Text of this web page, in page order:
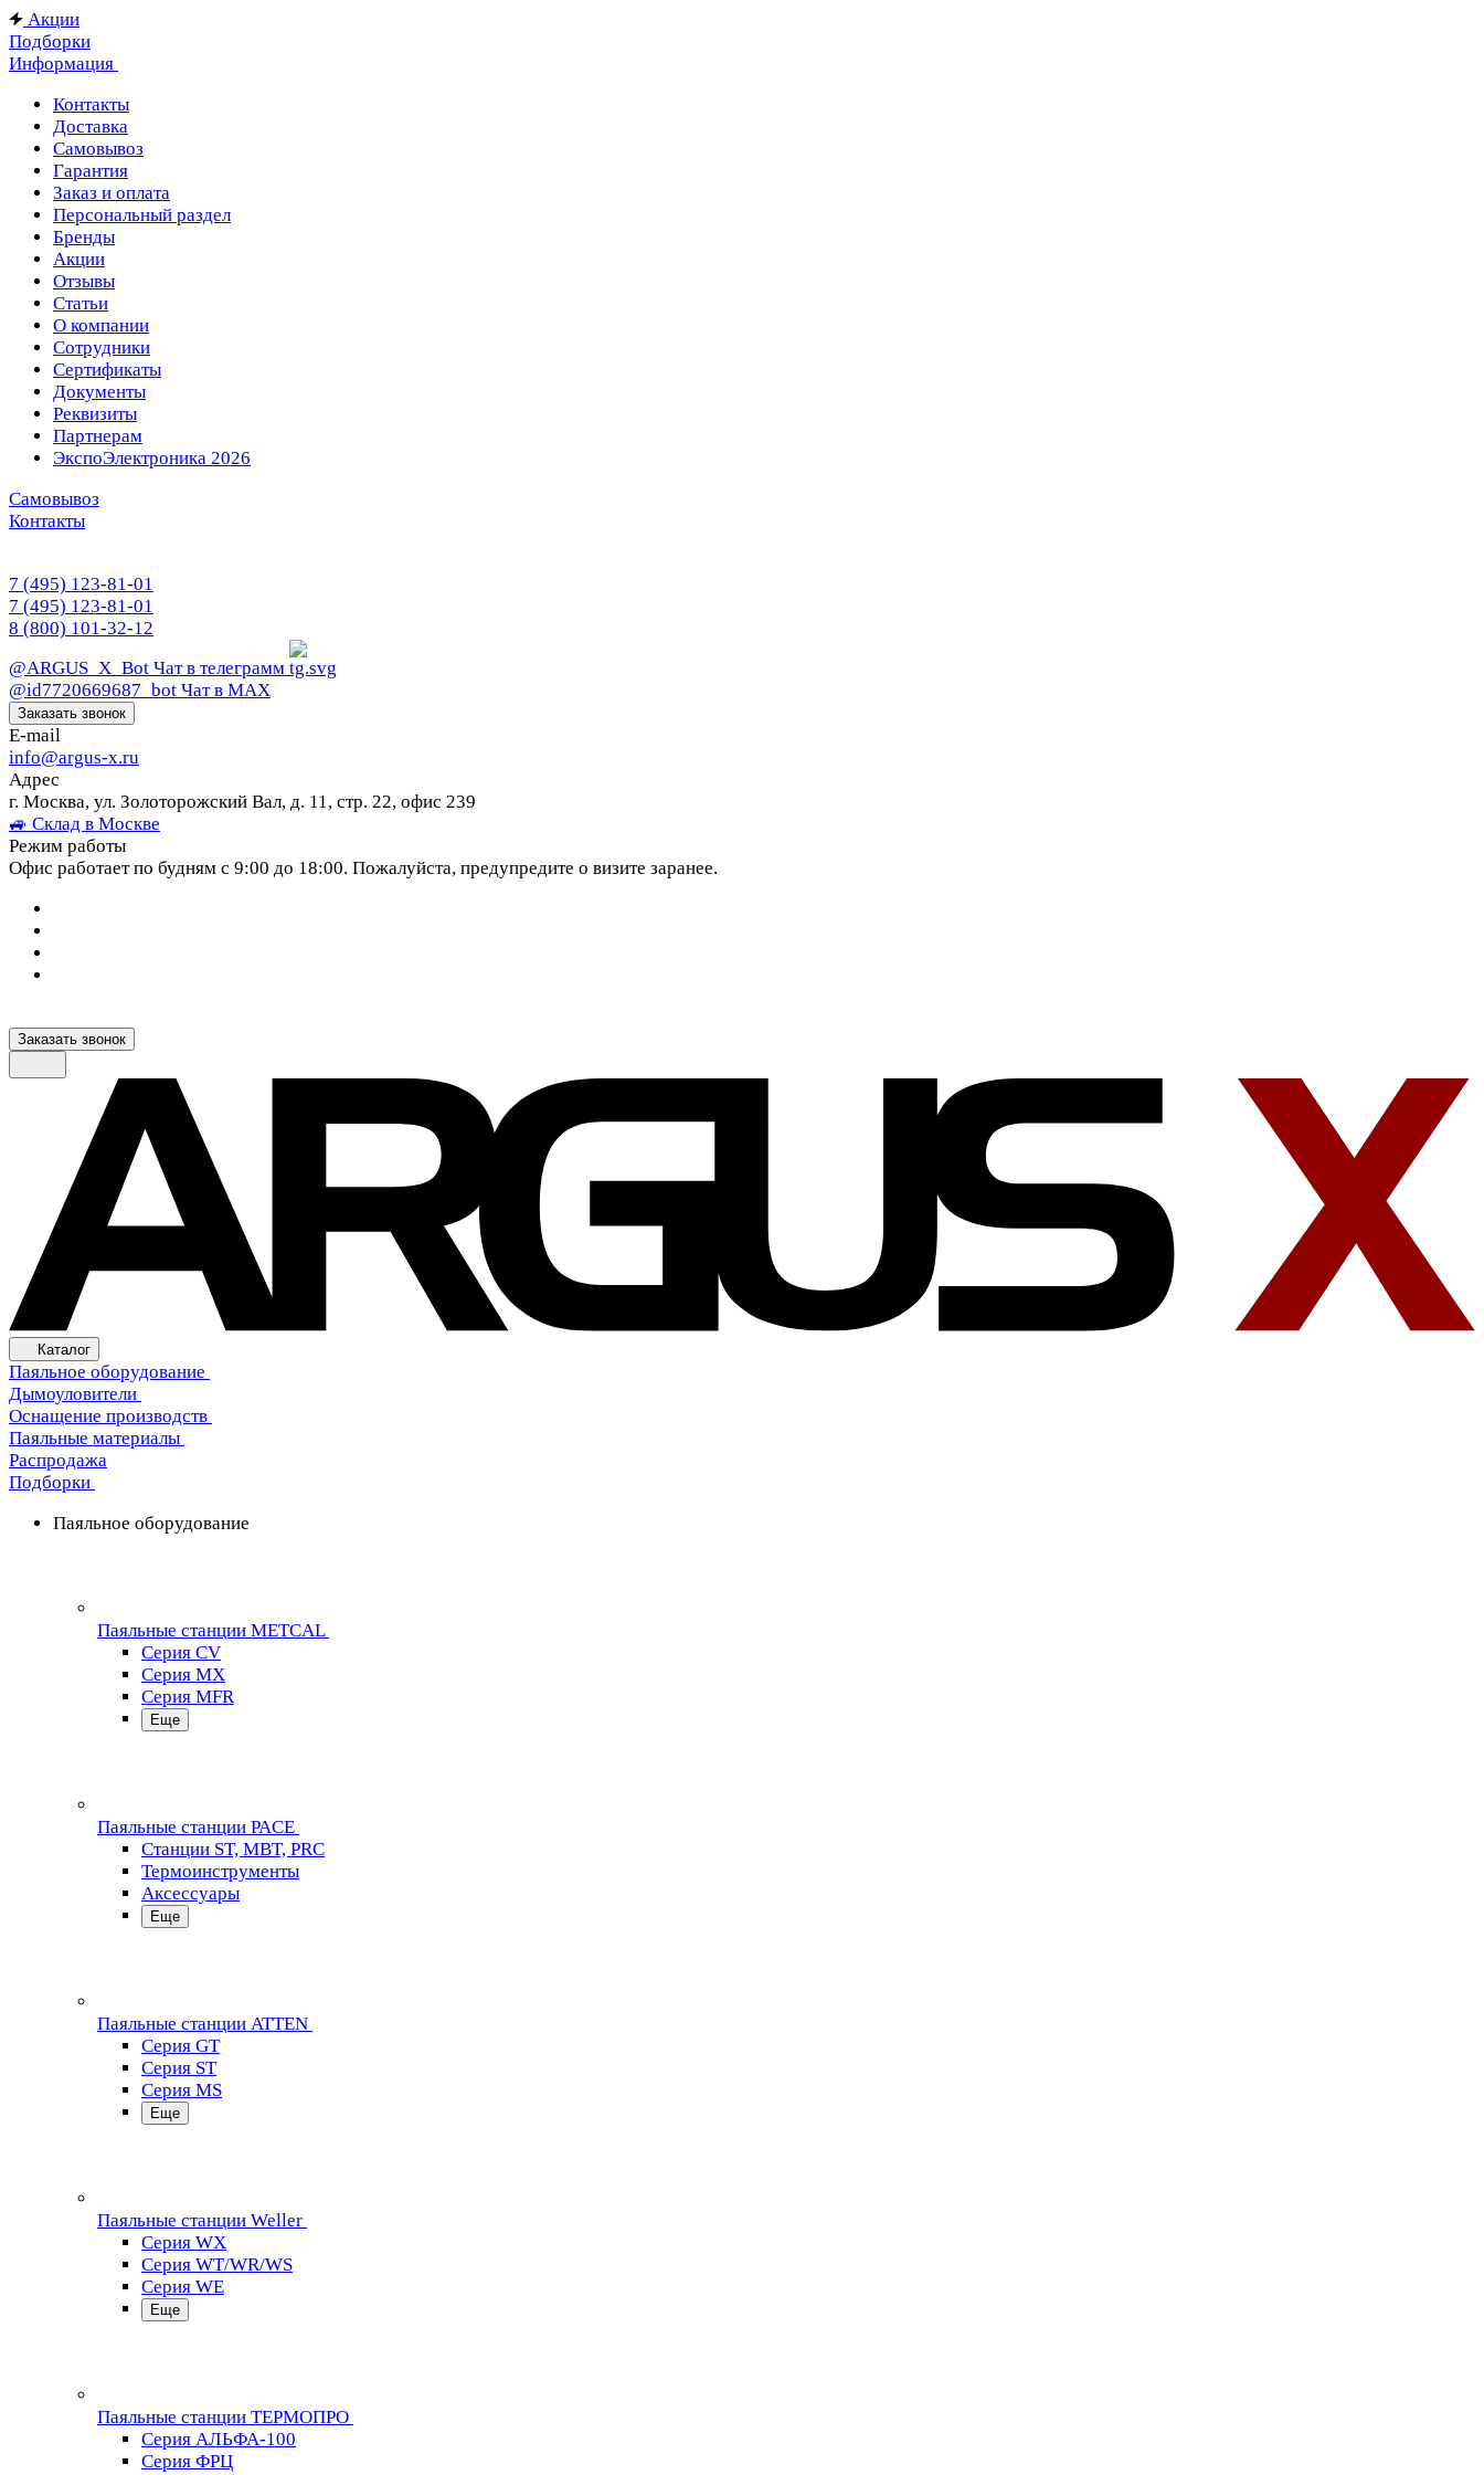
Акции
Подборки
Информация
Контакты
Доставка
Самовывоз
Гарантия
Заказ и оплата
Персональный раздел
Бренды
Акции
Отзывы
Статьи
О компании
Сотрудники
Сертификаты
Документы
Реквизиты
Партнерам
ЭкспоЭлектроника 2026
Самовывоз
Контакты
7 (495) 123-81-01
7 (495) 123-81-01
8 (800) 101-32-12
@ARGUS_X_Bot Чат в телеграмм
@id7720669687_bot Чат в МАХ
Заказать звонок
E-mail
info@argus-x.ru
Адрес
г. Москва, ул. Золоторожский Вал, д. 11, стр. 22, офис 239
🚙 Склад в Москве
Режим работы
Офис работает по будням с 9:00 до 18:00. Пожалуйста, предупредите о визите заранее.
Заказать звонок
Каталог
Паяльное оборудование
Дымоуловители
Оснащение производств
Паяльные материалы
Распродажа
Подборки
Паяльное оборудование
Паяльные станции METCAL
Серия CV
Серия MX
Серия MFR
Еще
Паяльные станции PACE
Станции ST, MBT, PRC
Термоинструменты
Аксессуары
Еще
Паяльные станции ATTEN
Серия GT
Серия ST
Серия MS
Еще
Паяльные станции Weller
Серия WX
Серия WT/WR/WS
Серия WE
Еще
Паяльные станции ТЕРМОПРО
Серия АЛЬФА-100
Серия ФРЦ